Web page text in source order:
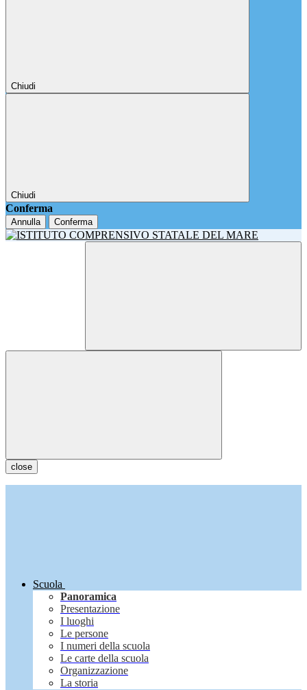
Chiudi
Chiudi
Conferma
Annulla Conferma
close
Scuola
Panoramica
Presentazione
I luoghi
Le persone
I numeri della scuola
Le carte della scuola
Organizzazione
La storia